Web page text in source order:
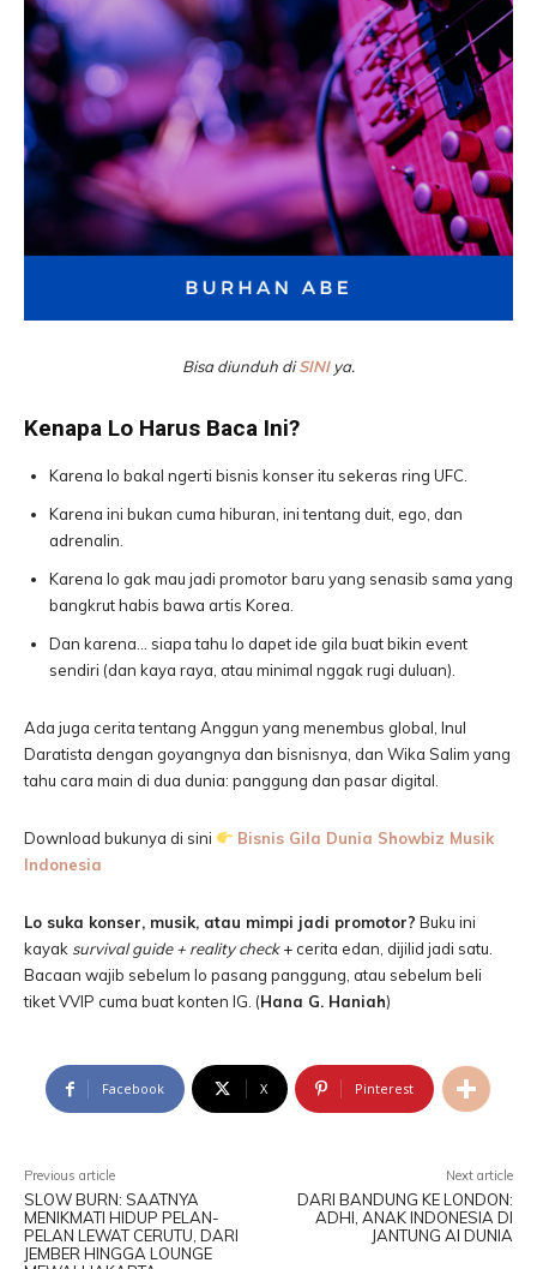
Bisa diunduh diSINIya.
Kenapa Lo Harus Baca Ini?
Karena lo bakal ngerti bisnis konser itu sekeras ring UFC.
Karena ini bukan cuma hiburan, ini tentang duit, ego, dan
adrenalin.
Karena lo gak mau jadi promotor baru yang senasib sama yang
bangkrut habis bawa artis Korea.
Dan karena… siapa tahu lo dapet ide gila buat bikin event
sendiri (dan kaya raya, atau minimal nggak rugi duluan).
Ada juga cerita tentang Anggun yang menembus global, Inul
Daratista dengan goyangnya dan bisnisnya, dan Wika Salim yang
tahu cara main di dua dunia: panggung dan pasar digital.
Download bukunya di sini
Bisnis Gila Dunia Showbiz Musik
Indonesia
Lo suka konser, musik, atau mimpi jadi promotor? Buku ini
kayak survival guide + reality check+ cerita edan, dijilid jadi satu.
Bacaan wajib sebelum lo pasang panggung, atau sebelum beli
tiket VVIP cuma buat konten IG. (Hana G. Haniah)
Facebook X Pinterest
Previous article
SLOW BURN: SAATNYA
MENIKMATI HIDUP PELAN-
PELAN LEWAT CERUTU, DARI
JEMBER HINGGA LOUNGE
Next article
DARI BANDUNG KE LONDON:
ADHI, ANAK INDONESIA DI
JANTUNG AI DUNIA